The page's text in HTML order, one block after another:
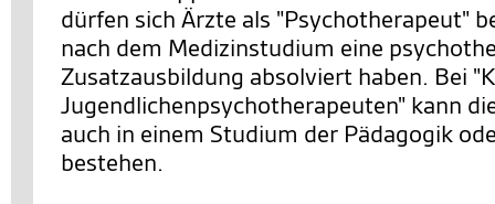
dürfen sich Ärzte als "Psychotherapeut"
nach dem Medizinstudium eine
Zusatzausbildung absolviert haben. Bei
Jugendlichenpsychotherapeuten" kann
auch in einem Studium der Pädagogik
bestehen.